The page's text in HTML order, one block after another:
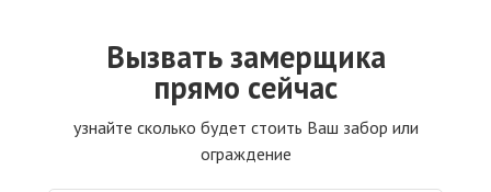
Вызвать замерщика
прямо сейчас
узнайте сколько будет стоить Ваш забор или
ограждение